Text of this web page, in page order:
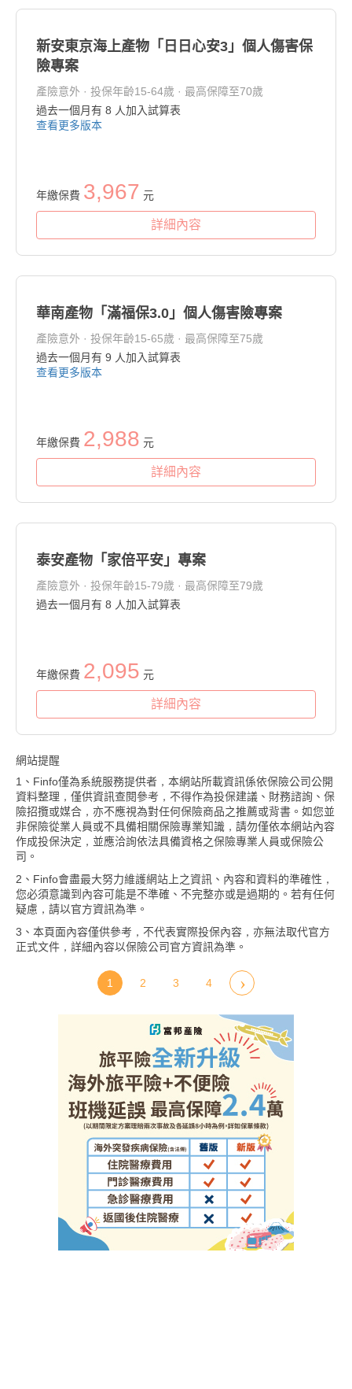
新安東京海上產物「日日心安3」個人傷害保
險專案
產險意外 · 投保年齡15-64歲 · 最高保障至70歲
過去一個月有 8 人加入試算表
查看更多版本
年繳保費 3,967 元
詳細內容
華南產物「滿福保3.0」個人傷害險專案
產險意外 · 投保年齡15-65歲 · 最高保障至75歲
過去一個月有 9 人加入試算表
查看更多版本
年繳保費 2,988 元
詳細內容
泰安產物「家倍平安」專案
產險意外 · 投保年齡15-79歲 · 最高保障至79歲
過去一個月有 8 人加入試算表
年繳保費 2,095 元
詳細內容
網站提醒
1、Finfo僅為系統服務提供者，本網站所載資訊係依保險公司公開
資料整理，僅供資訊查閱參考，不得作為投保建議、財務諮詢、保
險招攬或媒合，亦不應視為對任何保險商品之推薦或背書。如您並
非保險從業人員或不具備相關保險專業知識，請勿僅依本網站內容
作成投保決定，並應洽詢依法具備資格之保險專業人員或保險公
司。
2、Finfo會盡最大努力維護網站上之資訊、內容和資料的準確性，
您必須意識到內容可能是不準確、不完整亦或是過期的。若有任何
疑慮，請以官方資訊為準。
3、本頁面內容僅供參考，不代表實際投保內容，亦無法取代官方
正式文件，詳細內容以保險公司官方資訊為準。
1 2 3 4